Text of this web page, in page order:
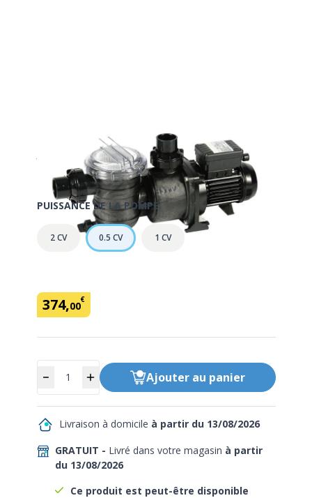
En savoir plus SKU:434238 Marque: Irripool
PUISSANCE DE LA POMPE
2 CV 0.5 CV 1 CV
374,00€
Ajouter au panier
GRATUIT - Livré dans votre magasin à partir
du 13/08/2026
Livraison à domicile à partir du 13/08/2026
Ce produit est peut-être disponible